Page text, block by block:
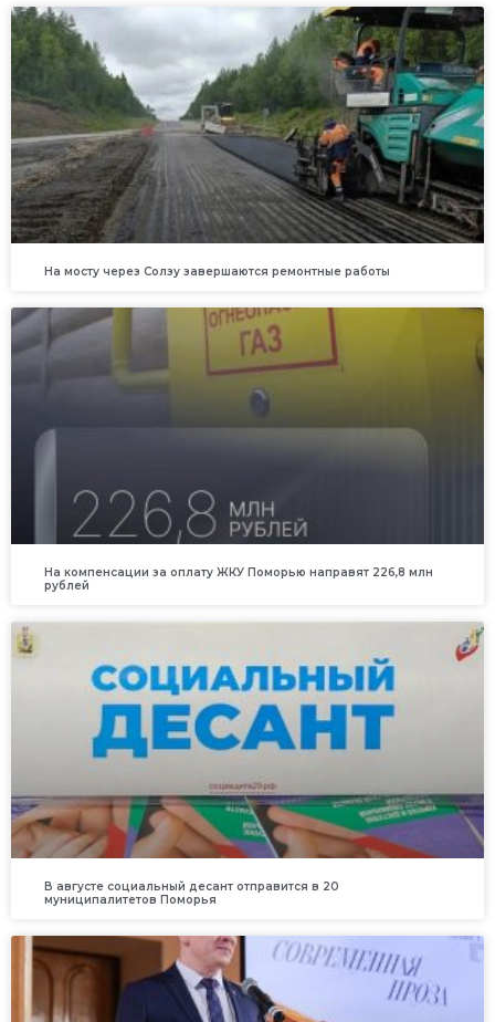
На мосту через Солзу завершаются ремонтные работы
На компенсации за оплату ЖКУ Поморью направят 226,8 млн
рублей
В августе социальный десант отправится в 20
муниципалитетов Поморья